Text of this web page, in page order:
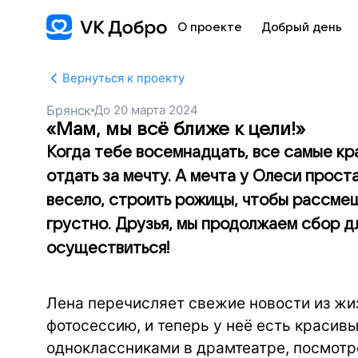
О проекте Добрый день
Вернуться к проекту
Брянск До 20 марта 2024
«Мам, мы всё ближе к цели!»
Когда тебе восемнадцать, все самые
отдать за мечту. А мечта у Олеси
весело, строить рожицы, чтобы
грустно. Друзья, мы продолжаем сбор
осуществиться!
Лена перечисляет свежие новости из
фотосессию, и теперь у неё есть
одноклассниками в драмтеатре,